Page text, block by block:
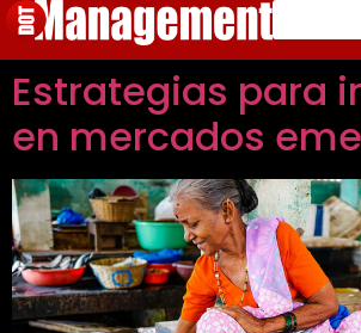
Estrategias para
en mercados